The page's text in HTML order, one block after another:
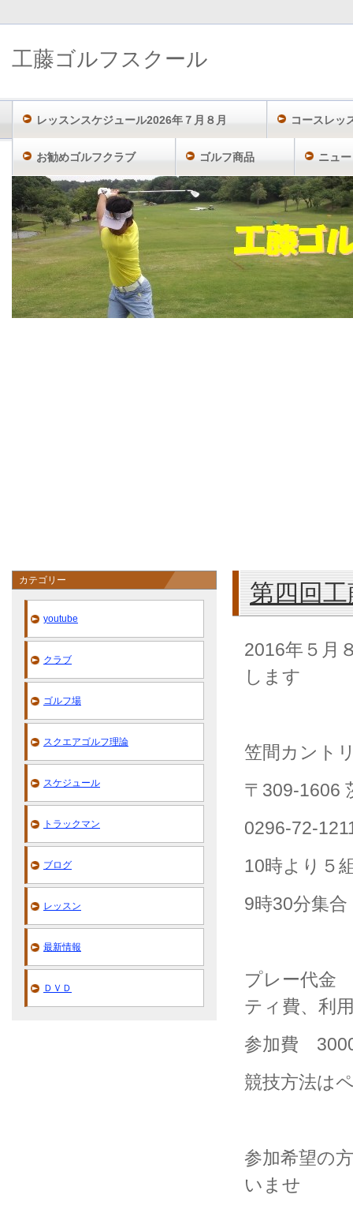
工藤ゴルフスクール TOP 「2016年4月」のアーカイブ
第四回
2016年５月
します
笠間カント
〒309-1606
0296-72-
10時より５
9時30分集合
プレー代金
ティ費、利
参加費
競技方法は
参加希望の
いませ
カテゴリー
youtube
クラブ
ゴルフ場
スクエアゴルフ理論
スケジュール
トラックマン
ブログ
レッスン
最新情報
ＤＶＤ
工藤ゴルフスクール
レッスンスケジュール2026年７月８月 コースレッ
お勧めゴルフクラブ ゴルフ商品 ニュ